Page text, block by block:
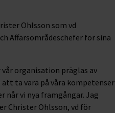
Ohlsson som vd
Affärsområdeschefer för sina
organisation präglas av
ta vara på våra kompetenser
vi nya framgångar. Jag
Christer Ohlsson, vd för